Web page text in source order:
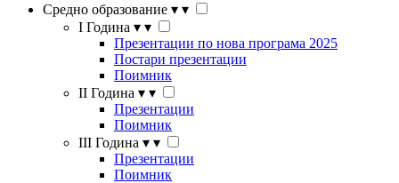
Средно образование ▾ ▾
I Година ▾ ▾
Презентации по нова програма 2025
Постари презентации
Поимник
II Година ▾ ▾
Презентации
Поимник
III Година ▾ ▾
Презентации
Поимник